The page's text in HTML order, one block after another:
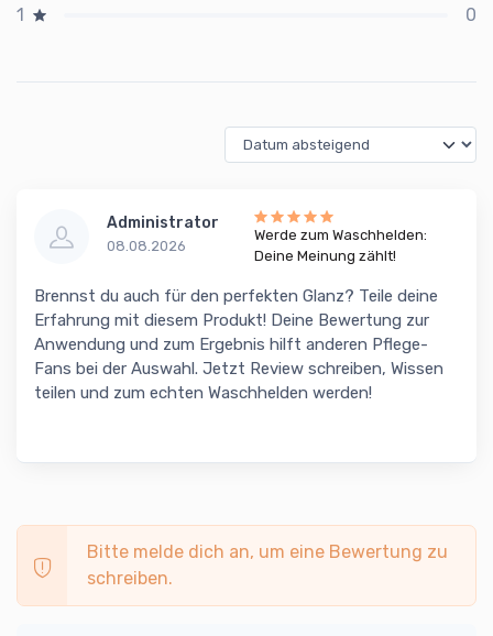
1
0
Administrator
08.08.2026
Werde zum Waschhelden:
Deine Meinung zählt!
Brennst du auch für den perfekten Glanz? Teile deine
Erfahrung mit diesem Produkt! Deine Bewertung zur
Anwendung und zum Ergebnis hilft anderen Pflege-
Fans bei der Auswahl. Jetzt Review schreiben, Wissen
teilen und zum echten Waschhelden werden!
Bitte melde dich an, um eine Bewertung zu
schreiben.